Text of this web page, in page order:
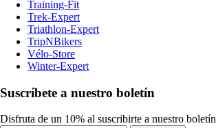
Training-Fit
Trek-Expert
Triathlon-Expert
TripNBikers
Vélo-Store
Winter-Expert
Suscríbete a nuestro boletín
Disfruta de un 10% al suscribirte a nuestro boletín